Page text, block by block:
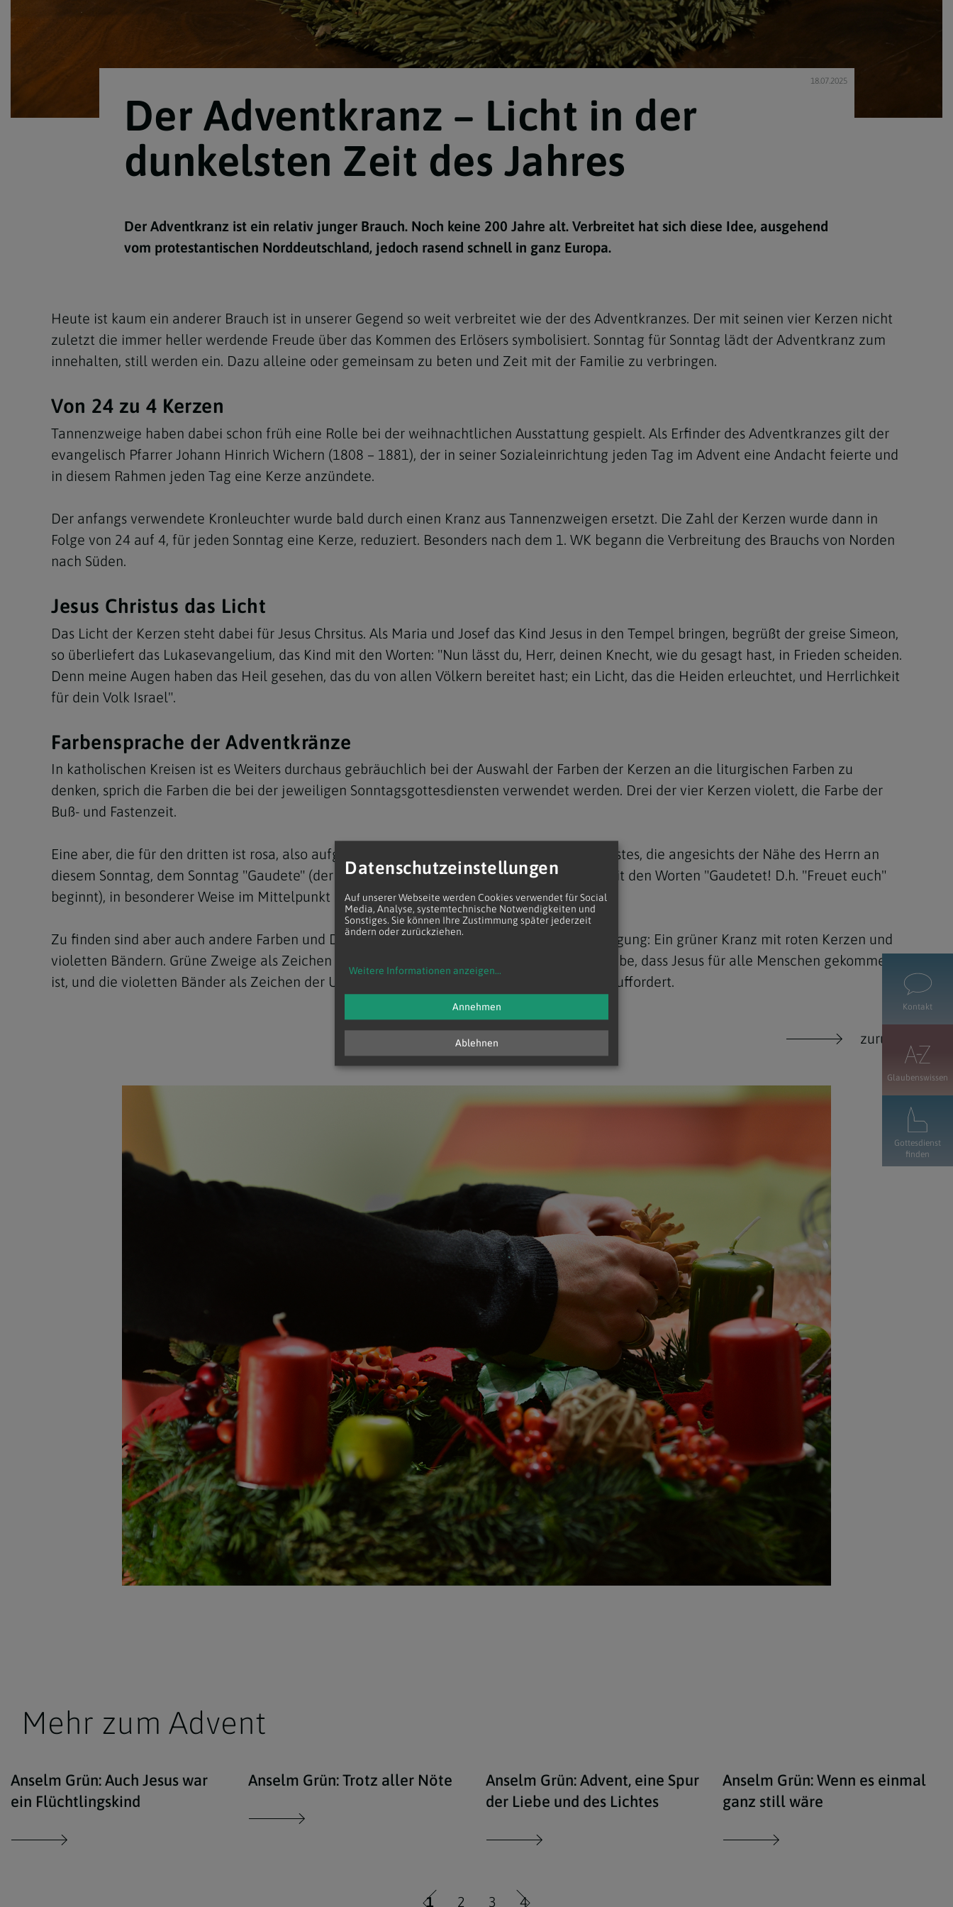
Navigation schließen
Kontakt
Glaubenswissen
Gottesdienst
finden
18.07.2025
Der Adventkranz – Licht in der
dunkelsten Zeit des Jahres
Der Adventkranz ist ein relativ junger Brauch. Noch keine 200 Jahre alt. Verbreitet hat sich diese Idee, ausgehend
vom protestantischen Norddeutschland, jedoch rasend schnell in ganz Europa.
Heute ist kaum ein anderer Brauch ist in unserer Gegend so weit verbreitet wie der des Adventkranzes. Der mit seinen vier Kerzen nicht
zuletzt die immer heller werdende Freude über das Kommen des Erlösers symbolisiert. Sonntag für Sonntag lädt der Adventkranz zum
innehalten, still werden ein. Dazu alleine oder gemeinsam zu beten und Zeit mit der Familie zu verbringen.
Von 24 zu 4 Kerzen
Tannenzweige haben dabei schon früh eine Rolle bei der weihnachtlichen Ausstattung gespielt. Als Erfinder des Adventkranzes gilt der
evangelisch Pfarrer Johann Hinrich Wichern (1808 – 1881), der in seiner Sozialeinrichtung jeden Tag im Advent eine Andacht feierte und
in diesem Rahmen jeden Tag eine Kerze anzündete.
Der anfangs verwendete Kronleuchter wurde bald durch einen Kranz aus Tannenzweigen ersetzt. Die Zahl der Kerzen wurde dann in
Folge von 24 auf 4, für jeden Sonntag eine Kerze, reduziert. Besonders nach dem 1. WK begann die Verbreitung des Brauchs von Norden
nach Süden.
Jesus Christus das Licht
Das Licht der Kerzen steht dabei für Jesus Chrsitus. Als Maria und Josef das Kind Jesus in den Tempel bringen, begrüßt der greise Simeon,
so überliefert das Lukasevangelium, das Kind mit den Worten: "Nun lässt du, Herr, deinen Knecht, wie du gesagt hast, in Frieden scheiden.
Denn meine Augen haben das Heil gesehen, das du von allen Völkern bereitet hast; ein Licht, das die Heiden erleuchtet, und Herrlichkeit
für dein Volk Israel".
Farbensprache der Adventkränze
In katholischen Kreisen ist es Weiters durchaus gebräuchlich bei der Auswahl der Farben der Kerzen an die liturgischen Farben zu
denken, sprich die Farben die bei der jeweiligen Sonntagsgottesdiensten verwendet werden. Drei der vier Kerzen violett, die Farbe der
Buß- und Fastenzeit.
Eine aber, die für den dritten ist rosa, also aufgehellt durch das Weiß der Freude und des Festes, die angesichts der Nähe des Herrn an
diesem Sonntag, dem Sonntag "Gaudete" (der Name leitet sich vom Eingangsvers ab, der mit den Worten "Gaudetet! D.h. "Freuet euch"
beginnt), in besonderer Weise im Mittelpunkt stehen.
Zu finden sind aber auch andere Farben und Deutungen. Von der katholischen Frauenbewegung: Ein grüner Kranz mit roten Kerzen und
violetten Bändern. Grüne Zweige als Zeichen der Hoffnung, rote Kerzen als Zeichen der Liebe, dass Jesus für alle Menschen gekommen
ist, und die violetten Bänder als Zeichen der Umkehr, da Jesus uns zu einem neuen Leben auffordert.
zurück
Mehr zum Advent
Anselm Grün: Auch Jesus war
ein Flüchtlingskind
Anselm Grün: Trotz aller Nöte
Anselm Grün: Advent, eine Spur
der Liebe und des Lichtes
Anselm Grün: Wenn es einmal
ganz still wäre
1 2 3 4
Datenschutzeinstellungen
Auf unserer Webseite werden Cookies verwendet für Social
Media, Analyse, systemtechnische Notwendigkeiten und
Sonstiges. Sie können Ihre Zustimmung später jederzeit
ändern oder zurückziehen.
Weitere Informationen anzeigen...
Ablehnen
Annehmen